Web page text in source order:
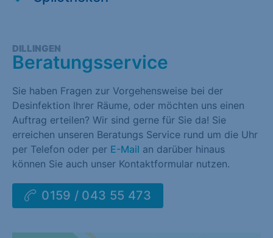
DILLINGEN
Beratungsservice
Sie haben Fragen zur Vorgehensweise bei der
Desinfektion Ihrer Räume, oder möchten uns einen
Auftrag erteilen? Wir sind gerne für Sie da! Sie
erreichen unseren Beratungs Service rund um die Uhr
per Telefon oder per E-Mail an darüber hinaus
können Sie auch unser Kontaktformular nutzen.
0159 / 043 55 473